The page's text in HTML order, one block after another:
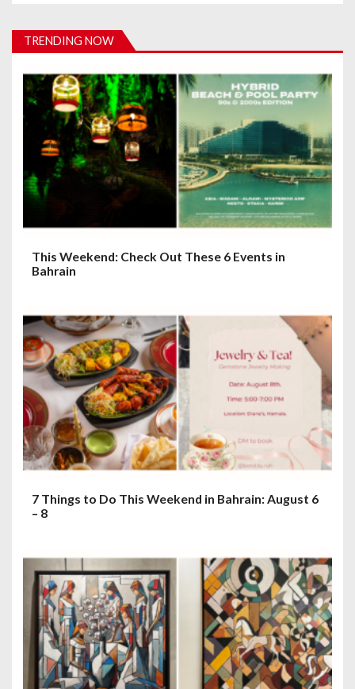
i
a
t
o
n
TRENDING NOW
This Weekend: Check Out These 6 Events in
Bahrain
7 Things to Do This Weekend in Bahrain: August 6
– 8